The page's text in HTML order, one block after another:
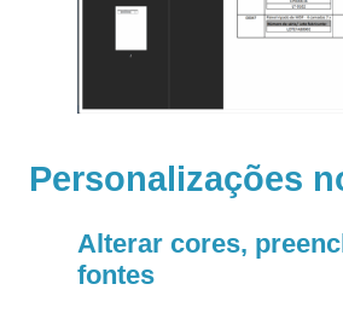
Personalizações
Alterar cores,
fontes